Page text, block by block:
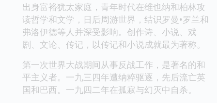
出身富裕犹太家庭，青年时代在维也纳和柏林攻
读哲学和文学，日后周游世界，结识罗曼•罗兰和
弗洛伊德等人并深受影响。创作诗、小说、戏
剧、文论、传记，以传记和小说成就最为著称。
第一次世界大战期间从事反战工作，是著名的和
平主义者。一九三四年遭纳粹驱逐，先后流亡英
国和巴西。一九四二年在孤寂与幻灭中自杀。